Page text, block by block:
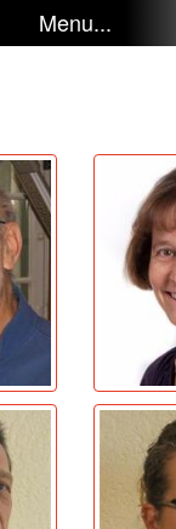
Menu...